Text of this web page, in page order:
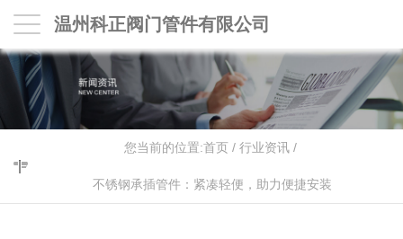
温州科正阀门管件有限公司
您当前的位置:首页/ 行业资讯/
不锈钢承插管件：紧凑轻便，助力便捷安装